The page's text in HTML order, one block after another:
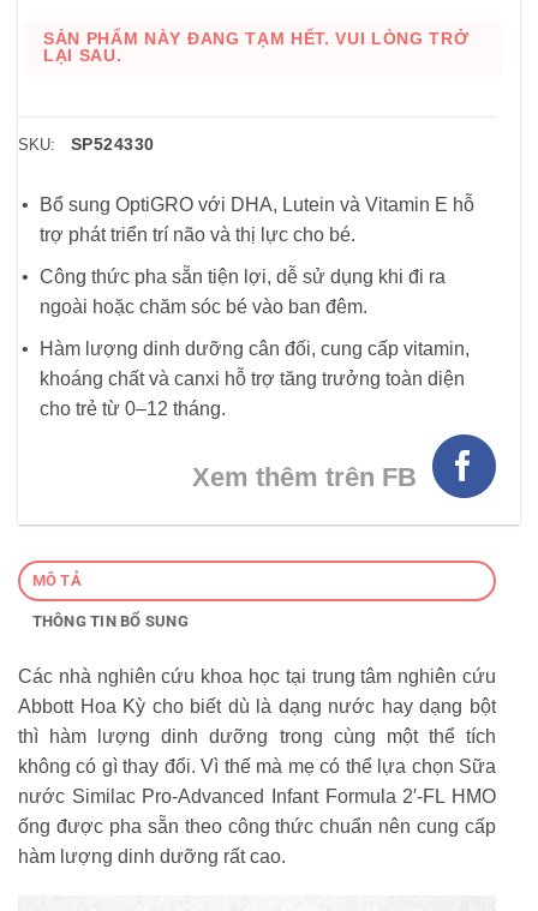
SẢN PHẨM NÀY ĐANG TẠM HẾT. VUI LÒNG TRỞ
LẠI SAU.
SKU: SP524330
Bổ sung OptiGRO với DHA, Lutein và Vitamin E hỗ
trợ phát triển trí não và thị lực cho bé.
Công thức pha sẵn tiện lợi, dễ sử dụng khi đi ra
ngoài hoặc chăm sóc bé vào ban đêm.
Hàm lượng dinh dưỡng cân đối, cung cấp vitamin,
khoáng chất và canxi hỗ trợ tăng trưởng toàn diện
cho trẻ từ 0–12 tháng.
Xem thêm trên FB
MÔ TẢ
THÔNG TIN BỔ SUNG
Các nhà nghiên cứu khoa học tại trung tâm nghiên cứu
Abbott Hoa Kỳ cho biết dù là dạng nước hay dạng bột
thì hàm lượng dinh dưỡng trong cùng một thể tích
không có gì thay đổi. Vì thế mà mẹ có thể lựa chọn Sữa
nước Similac Pro-Advanced Infant Formula 2′-FL HMO
ống được pha sẵn theo công thức chuẩn nên cung cấp
hàm lượng dinh dưỡng rất cao.